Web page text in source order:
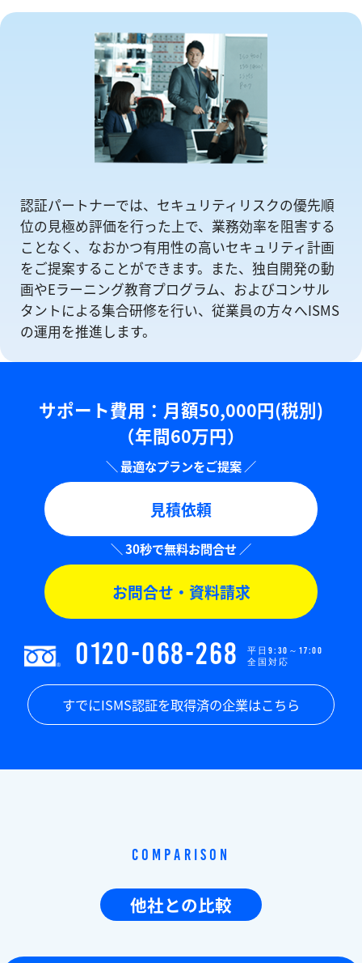
認証パートナーでは、セキュリティリスクの優先順
位の⾒極め評価を⾏った上で、業務効率を阻害する
ことなく、なおかつ有⽤性の⾼いセキュリティ計画
をご提案することができます。また、独自開発の動
画やEラーニング教育プログラム、およびコンサル
タントによる集合研修を⾏い、従業員の方々へISMS
の運⽤を推進します。
サポート費用：⽉額50,000円(税別)
（年間60万円）
見積依頼
お問合せ・資料請求
0120-068-268
平日9:30～17:00
全国対応
すでにISMS認証を取得済の企業はこちら
Comparison
他社との比較